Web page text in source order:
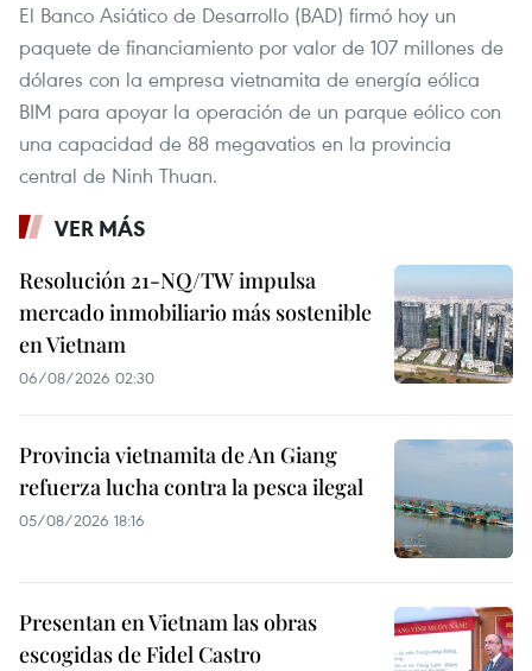
El Banco Asiático de Desarrollo (BAD) firmó hoy un
paquete de financiamiento por valor de 107 millones de
dólares con la empresa vietnamita de energía eólica
BIM para apoyar la operación de un parque eólico con
una capacidad de 88 megavatios en la provincia
central de Ninh Thuan.
VER MÁS
Resolución 21-NQ/TW impulsa
mercado inmobiliario más sostenible
en Vietnam
06/08/2026 02:30
Provincia vietnamita de An Giang
refuerza lucha contra la pesca ilegal
05/08/2026 18:16
Presentan en Vietnam las obras
escogidas de Fidel Castro